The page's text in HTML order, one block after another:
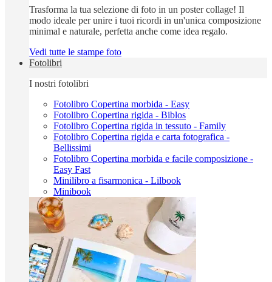
Trasforma la tua selezione di foto in un poster collage! Il
modo ideale per unire i tuoi ricordi in un'unica composizione
minimal e naturale, perfetta anche come idea regalo.
Vedi tutte le stampe foto
Fotolibri
I nostri fotolibri
Fotolibro Copertina morbida - Easy
Fotolibro Copertina rigida - Biblos
Fotolibro Copertina rigida in tessuto - Family
Fotolibro Copertina rigida e carta fotografica -
Bellissimi
Fotolibro Copertina morbida e facile composizione -
Easy Fast
Minilibro a fisarmonica - Lilbook
Minibook